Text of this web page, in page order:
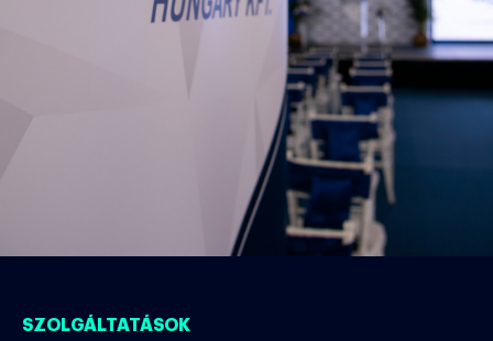
SZOLGÁLTATÁSOK